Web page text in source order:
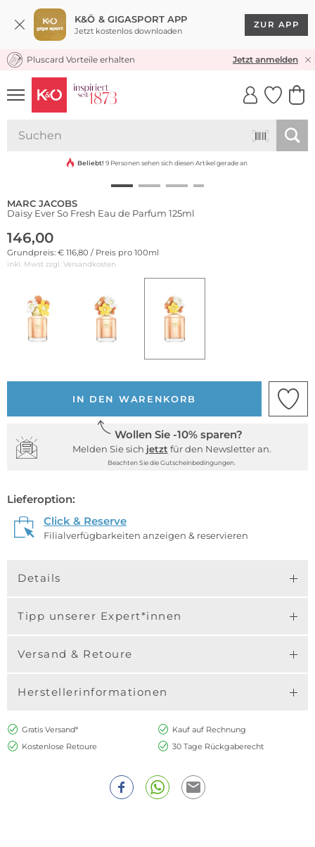
K&Ö & GIGASPORT APP
Jetzt kostenlos downloaden
ZUR APP
KOSTENLOSER VERSAND* & RÜCKVERSAND
Pluscard Vorteile erhalten Jetzt anmelden
UNSERE APP
CLICK &
Beliebt! 9 Personen sehen sich diesen Artikel gerade an
MARC JACOBS
Daisy Ever So Fresh Eau de Parfum 125ml
146,00
Grundpreis: € 116,80 / Preis pro 100ml
inkl. Mwst zzgl. Versandkosten
IN DEN WARENKORB
Wollen Sie -10% sparen?
Melden Sie sich jetzt für den Newsletter an.
Beachten Sie die Gutscheinbedingungen.
Lieferoption:
Click & Reserve
Filialverfügbarkeiten anzeigen & reservieren
Details
Tipp unserer Expert*innen
Versand & Retoure
Herstellerinformationen
Gratis Versand*
Kauf auf Rechnung
Kostenlose Retoure
30 Tage Rückgaberecht